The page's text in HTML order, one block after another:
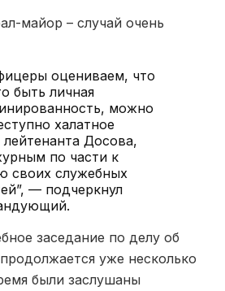
майор – случай очень
оцениваем, что
быть личная
можно
халатное
Досова,
по части к
своих служебных
— подчеркнул
заседание по делу об
уже несколько
были заслушаны